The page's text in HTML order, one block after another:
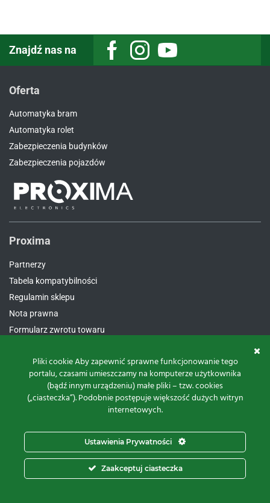
Znajdź nas na FacebookInstagramYoutube
Oferta
Automatyka bram
Automatyka rolet
Zabezpieczenia budynków
Zabezpieczenia pojazdów
Proxima
Partnerzy
Tabela kompatybilności
Regulamin sklepu
Nota prawna
Formularz zwrotu towaru
Polityk prywatności i cookies
Proxima Spółka Jawna W.M. Fredrych, M. Fredrych
Polna 23A, 87-100 Toruń
NIP:9561939535
REGON:871107806
Pliki cookie Aby zapewnić sprawne funkcjonowanie tego
portalu, czasami umieszczamy na komputerze użytkownika
(bądź innym urządzeniu) małe pliki – tzw. cookies
(„ciasteczka”). Podobnie postępuje większość dużych witryn
internetowych.
Zaakceptuj ciasteczka
Ustawienia Prywatności